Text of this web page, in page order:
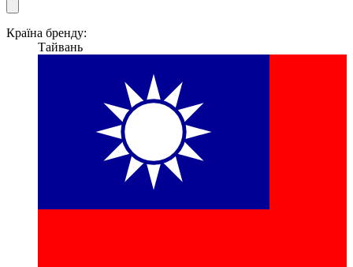
Країна бренду:
Тайвань